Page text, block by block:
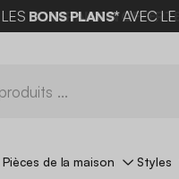
BONS PLANS*AVEC LE
Pièces de la maison Styles